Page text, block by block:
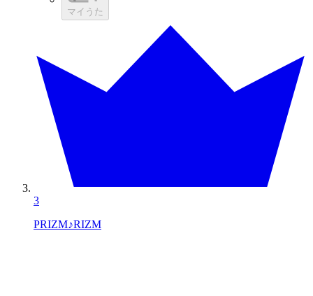
マイうた
3
PRIZM♪RIZM